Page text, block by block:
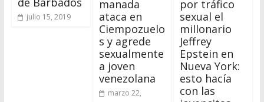
julio 15, 2019
manada
ataca en
Ciempozuelo
s y agrede
sexualmente
a joven
venezolana
marzo 22,
por tráfico
sexual el
millonario
Jeffrey
Epstein en
Nueva York:
esto hacía
con las